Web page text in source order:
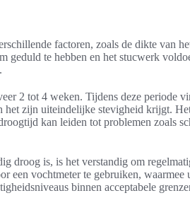
factoren, zoals de dikte van
geduld te hebben en het stucwerk
2 tot 4 weken. Tijdens deze periode
het zijn uiteindelijke stevigheid krijgt.
kan leiden tot problemen zoals
droog is, is het verstandig om
een vochtmeter te gebruiken, waarmee
binnen acceptabele